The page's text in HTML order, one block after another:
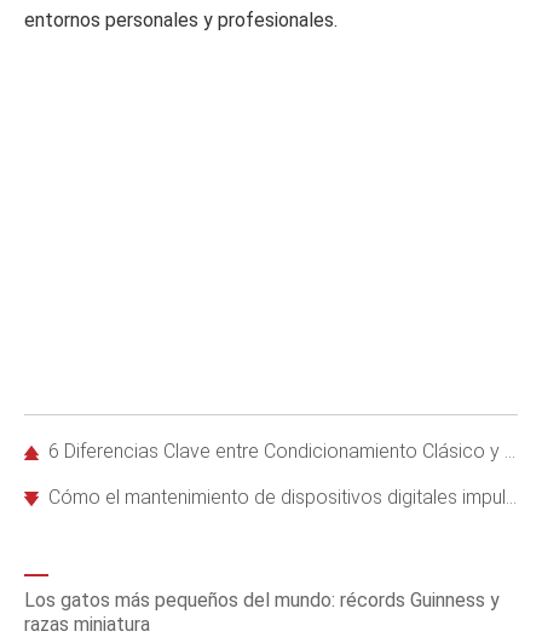
entornos personales y profesionales.
6 Diferencias Clave entre Condicionamiento Clásico y Operante: Guía Experta
Cómo el mantenimiento de dispositivos digitales impulsa tu bienestar emocional: datos de un estudio clave
Los gatos más pequeños del mundo: récords Guinness y
razas miniatura